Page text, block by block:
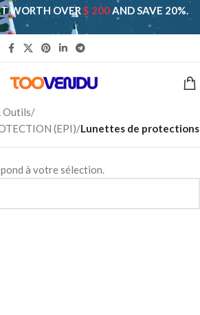
WORTH OVER$ 200AND SAVE 20%.
Outils/
(EPI)/Lunettes de protections
à votre sélection.